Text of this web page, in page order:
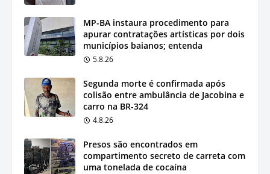
MP-BA instaura procedimento para
apurar contratações artísticas por dois
municípios baianos; entenda
5.8.26
Segunda morte é confirmada após
colisão entre ambulância de Jacobina e
carro na BR-324
4.8.26
Presos são encontrados em
compartimento secreto de carreta com
uma tonelada de cocaína